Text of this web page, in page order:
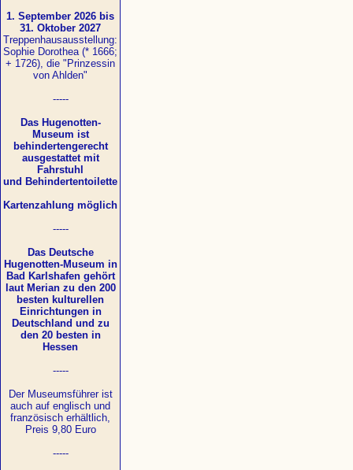
1. September 2026 bis
31. Oktober 2027
Treppenhausausstellung:
Sophie Dorothea (* 1666;
+ 1726), die "Prinzessin
von Ahlden"
-----
Das Hugenotten-
Museum ist
behindertengerecht
ausgestattet mit
Fahrstuhl
und Behindertentoilette
Kartenzahlung möglich
-----
Das Deutsche
Hugenotten-Museum in
Bad Karlshafen gehört
laut Merian zu den 200
besten kulturellen
Einrichtungen in
Deutschland und zu
den 20 besten in
Hessen
-----
Der Museumsführer ist
auch auf englisch und
französisch erhältlich,
Preis 9,80 Euro
-----